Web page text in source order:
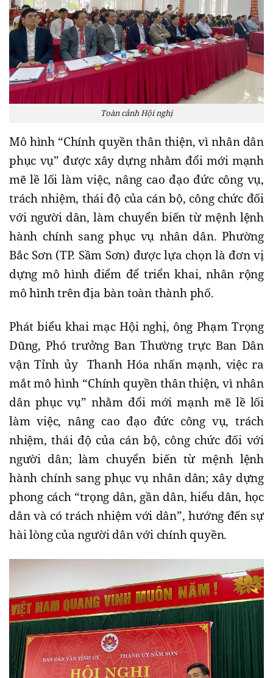
Toàn cảnh Hội nghị
Mô hình “Chính quyền thân thiện, vì nhân dân
phục vụ” được xây dựng nhằm đổi mới mạnh
mẽ lề lối làm việc, nâng cao đạo đức công vụ,
trách nhiệm, thái độ của cán bộ, công chức đối
với người dân, làm chuyển biến từ mệnh lệnh
hành chính sang phục vụ nhân dân. Phường
Bắc Sơn (TP. Sầm Sơn) được lựa chọn là đơn vị
dựng mô hình điểm để triển khai, nhân rộng
mô hình trên địa bàn toàn thành phố.
Phát biểu khai mạc Hội nghị, ông Phạm Trọng
Dũng, Phó trưởng Ban Thường trực Ban Dân
vận Tỉnh ủy Thanh Hóa nhấn mạnh, việc ra
mắt mô hình “Chính quyền thân thiện, vì nhân
dân phục vụ” nhằm đổi mới mạnh mẽ lề lối
làm việc, nâng cao đạo đức công vụ, trách
nhiệm, thái độ của cán bộ, công chức đối với
người dân; làm chuyển biến từ mệnh lệnh
hành chính sang phục vụ nhân dân; xây dựng
phong cách “trọng dân, gần dân, hiểu dân, học
dân và có trách nhiệm với dân”, hướng đến sự
hài lòng của người dân với chính quyền.